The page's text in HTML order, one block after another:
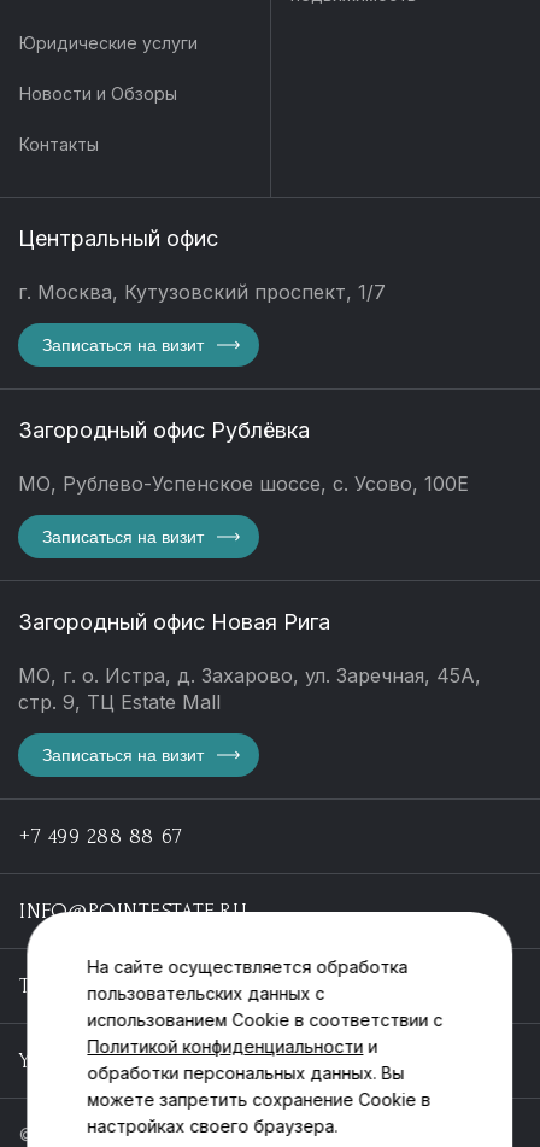
Юридические услуги
Новости и Обзоры
Контакты
Центральный офис
г. Москва, Кутузовский проспект, 1/7
Записаться на визит
Загородный офис Рублёвка
МО, Рублево-Успенское шоссе, с. Усово, 100Е
Записаться на визит
Загородный офис Новая Рига
МО, г. о. Истра, д. Захарово, ул. Заречная, 45А,
стр. 9, ТЦ Estate Mall
Записаться на визит
+7 499 288 88 67
INFO@POINTESTATE.RU
TELEGRAM
YOUTUBE
© ООО «Пойнт эстейт», ИНН 55546464612,
На сайте осуществляется обработка
пользовательских данных с
использованием Cookie в соответствии с
Политикой конфиденциальности и
обработки персональных данных. Вы
можете запретить сохранение Cookie в
настройках своего браузера.